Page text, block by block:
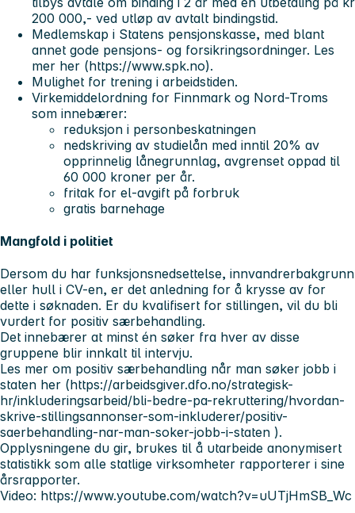
200 000,- ved utløp av avtalt bindingstid.
Medlemskap i Statens pensjonskasse, med blant
annet gode pensjons- og forsikringsordninger. Les
mer her (https://www.spk.no).
Mulighet for trening i arbeidstiden.
Virkemiddelordning for Finnmark og Nord-Troms
som innebærer:
reduksjon i personbeskatningen
nedskriving av studielån med inntil 20% av
opprinnelig lånegrunnlag, avgrenset oppad til
60 000 kroner per år.
fritak for el-avgift på forbruk
gratis barnehage
Mangfold i politiet
Dersom du har funksjonsnedsettelse, innvandrerbakgrunn
eller hull i CV-en, er det anledning for å krysse av for
dette i søknaden. Er du kvalifisert for stillingen, vil du bli
vurdert for positiv særbehandling.
Det innebærer at minst én søker fra hver av disse
gruppene blir innkalt til intervju.
Les mer om positiv særbehandling når man søker jobb i
staten her (https://arbeidsgiver.dfo.no/strategisk-
hr/inkluderingsarbeid/bli-bedre-pa-rekruttering/hvordan-
skrive-stillingsannonser-som-inkluderer/positiv-
saerbehandling-nar-man-soker-jobb-i-staten ).
Opplysningene du gir, brukes til å utarbeide anonymisert
statistikk som alle statlige virksomheter rapporterer i sine
årsrapporter.
Video: https://www.youtube.com/watch?v=uUTjHmSB_Wc